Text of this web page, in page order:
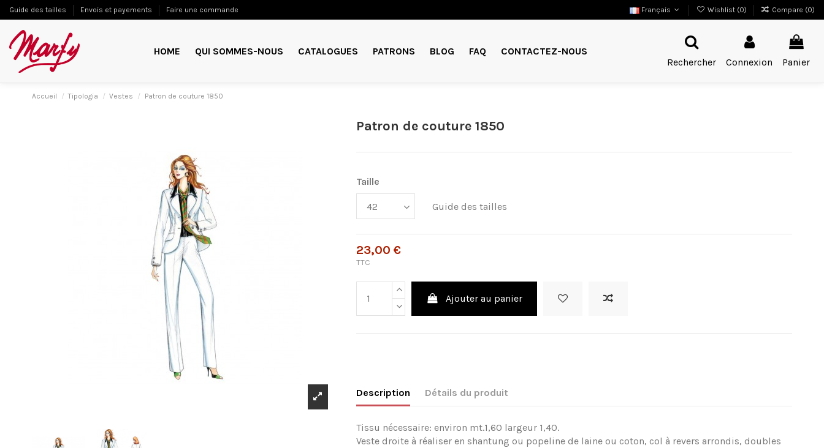
Guide des tailles Envois et payements Faire une commande Français Wishlist (0) Compare (0)
HOME QUI SOMMES-NOUS CATALOGUES PATRONS BLOG FAQ
CONTACTEZ-NOUS
Rechercher
Connexion Panier
Accueil Tipologia Vestes Patron de couture 1850
Patron de couture 1850
Taille
Guide des tailles
23,00 €
TTC
Ajouter au panier
Description Détails du produit
Tissu nécessaire: environ mt.1,60 largeur 1,40.
Veste droite à réaliser en shantung ou popeline de laine ou coton, col à revers arrondis, doubles